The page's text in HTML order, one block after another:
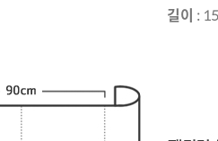
길이 :